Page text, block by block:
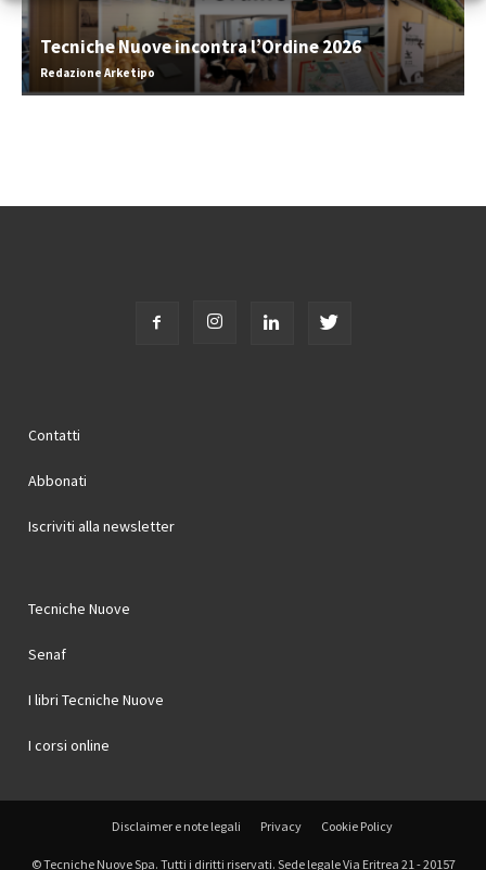
Tecniche Nuove incontra l’Ordine 2026
Redazione Arketipo
Contatti
Abbonati
Iscriviti alla newsletter
Tecniche Nuove
Senaf
I libri Tecniche Nuove
I corsi online
Disclaimer e note legali Privacy Cookie Policy
© Tecniche Nuove Spa. Tutti i diritti riservati. Sede legale Via Eritrea 21 - 20157